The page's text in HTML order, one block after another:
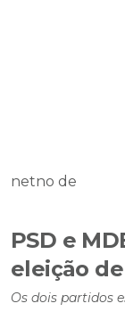
netno de
PSD e
eleição
Os dois partidos